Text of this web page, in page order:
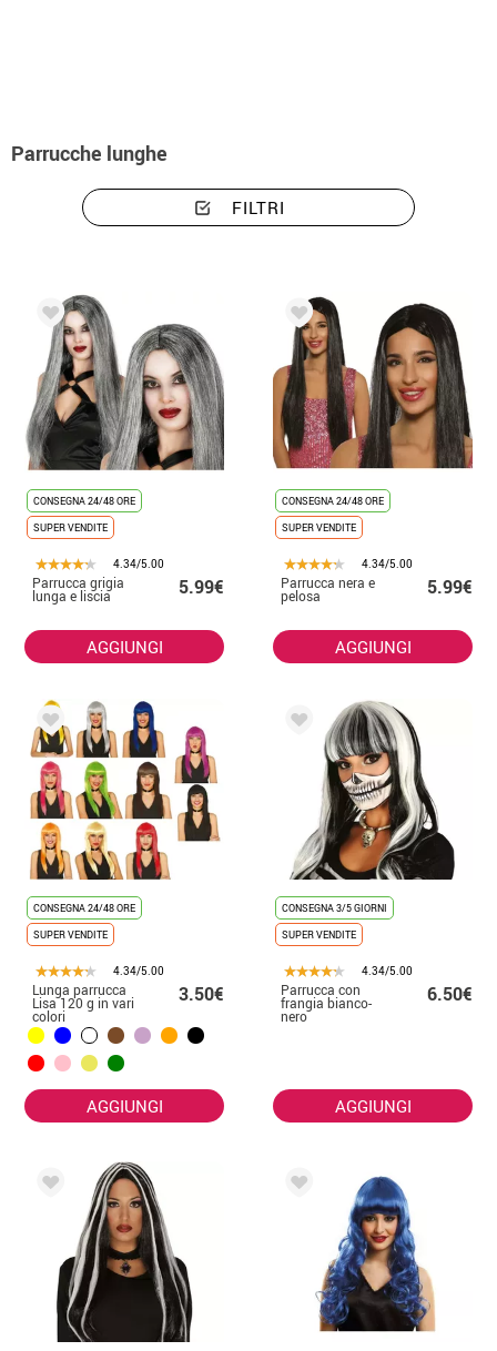
Parrucche lunghe
FILTRI
CONSEGNA 24/48 ORE
SUPER VENDITE
4.34/5.00
Parrucca grigia
lunga e liscia 5.99€
AGGIUNGI
CONSEGNA 24/48 ORE
SUPER VENDITE
4.34/5.00
Parrucca nera e
pelosa 5.99€
AGGIUNGI
CONSEGNA 24/48 ORE
SUPER VENDITE
4.34/5.00
Lunga parrucca
Lisa 120 g in vari
colori
3.50€
AGGIUNGI
CONSEGNA 3/5 GIORNI
SUPER VENDITE
4.34/5.00
Parrucca con
frangia bianco-
nero
6.50€
AGGIUNGI